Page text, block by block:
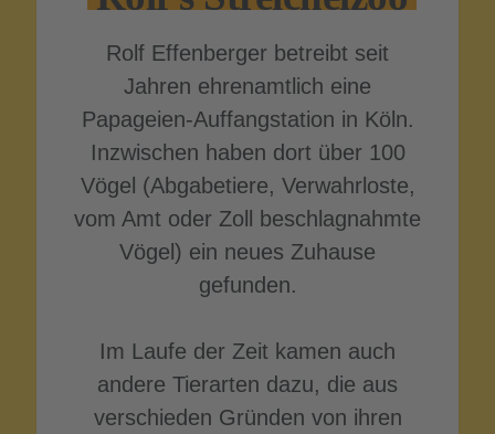
Rolf Effenberger betreibt seit
Jahren ehrenamtlich eine
Papageien-Auffangstation in Köln.
Inzwischen haben dort über 100
Vögel (Abgabetiere, Verwahrloste,
vom Amt oder Zoll beschlagnahmte
Vögel) ein neues Zuhause
gefunden.
Im Laufe der Zeit kamen auch
andere Tierarten dazu, die aus
verschieden Gründen von ihren